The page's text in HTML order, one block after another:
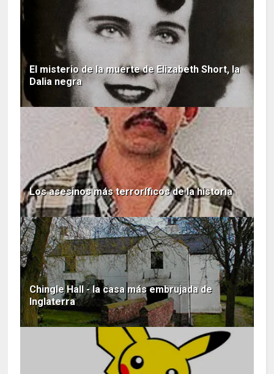
El misterio de la muerte de Elizabeth Short, la
Dalia negra
Los asesinos más terroríficos de la historia
Chingle Hall - la casa más embrujada de
Inglaterra